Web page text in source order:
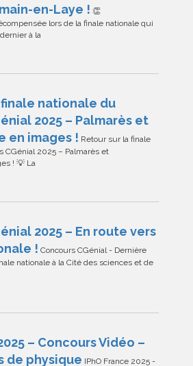
en-Laye ! 👏
lors de la finale nationale qui
à la
nationale du
2025 – Palmarès et
en images ! Retour sur la finale
CGénial 2025 – Palmarès et
! 💡 La
2025 – En route vers
! Concours CGénial - Dernière
nationale à la Cité des sciences et de
– Concours Vidéo –
de physique IPhO France 2025 -